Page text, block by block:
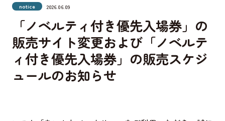
notice 2026.06.09
「ノベルティ付き優先入場券」の
販売サイト変更および「ノベルテ
ィ付き優先入場券」の販売スケジ
ュールのお知らせ